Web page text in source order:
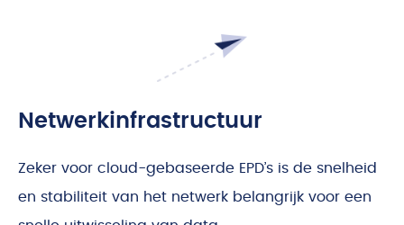
Netwerkinfrastructuur
Zeker voor cloud-gebaseerde EPD’s is de snelheid
en stabiliteit van het netwerk belangrijk voor een